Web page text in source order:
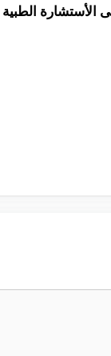
الحصول على